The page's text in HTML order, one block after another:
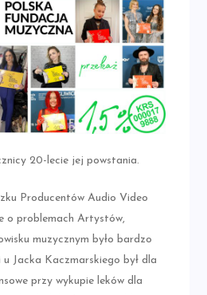
20-lecie jej powstania.
Producentów Audio Video
o problemach Artystów,
muzycznym było bardzo
Jacka Kaczmarskiego był dla
przy wykupie leków dla